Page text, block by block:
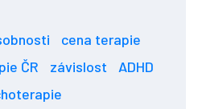
cena terapie
ČR závislost
ADHD